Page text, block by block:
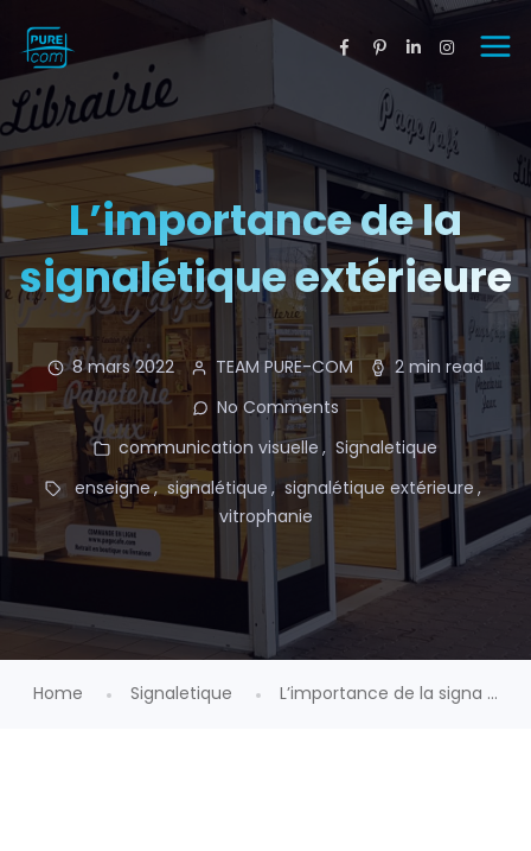
L’importance de la
signalétique extérieure
8 mars 2022 TEAM PURE-COM
2 min read
No Comments
communication visuelle
Signaletique
enseigne
signalétique
signalétique extérieure
vitrophanie
Home Signaletique L’importance de la signa ...